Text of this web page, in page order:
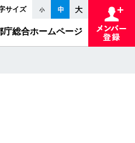
サイズ
庁総合ホームページ